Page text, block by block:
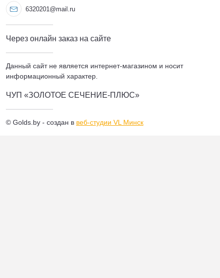
6320201@mail.ru
Через онлайн заказ на сайте
Данный сайт не является интернет-магазином и носит
информационный характер.
ЧУП «ЗОЛОТОЕ СЕЧЕНИЕ-ПЛЮС»
© Golds.by - создан в веб-студии VL Минск